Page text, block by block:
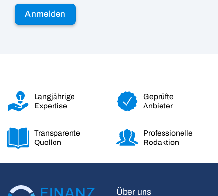
Langjährige
Expertise
Geprüfte
Anbieter
Transparente
Quellen
Professionelle
Redaktion
Über uns